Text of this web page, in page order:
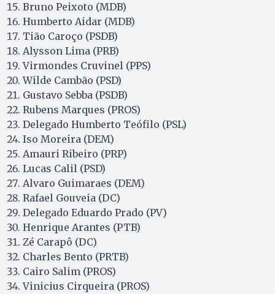
Bruno Peixoto (MDB)
Humberto Aidar (MDB)
Tião Caroço (PSDB)
Alysson Lima (PRB)
Virmondes Cruvinel (PPS)
Wilde Cambão (PSD)
Gustavo Sebba (PSDB)
Rubens Marques (PROS)
Delegado Humberto Teófilo (PSL)
Iso Moreira (DEM)
Amauri Ribeiro (PRP)
Lucas Calil (PSD)
Alvaro Guimaraes (DEM)
Rafael Gouveia (DC)
Delegado Eduardo Prado (PV)
Henrique Arantes (PTB)
Zé Carapô (DC)
Charles Bento (PRTB)
Cairo Salim (PROS)
Vinicius Cirqueira (PROS)